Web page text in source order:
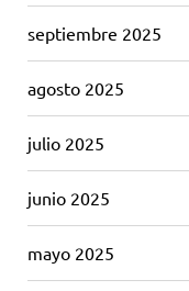
septiembre 2025
agosto 2025
julio 2025
junio 2025
mayo 2025